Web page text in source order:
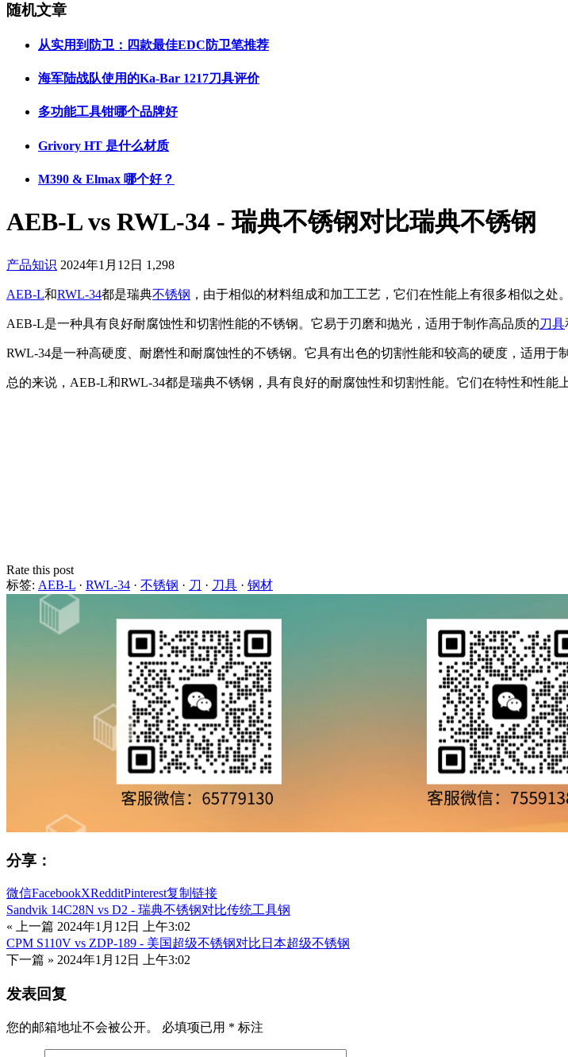
随机文章
从实用到防卫：四款最佳EDC防卫笔推荐
海军陆战队使用的Ka-Bar 1217刀具评价
多功能工具钳哪个品牌好
Grivory HT 是什么材质
M390 & Elmax 哪个好？
AEB-L vs RWL-34 - 瑞典不锈钢对比瑞典不锈钢
产品知识 2024年1月12日 1,298
AEB-L和RWL-34都是瑞典不锈钢 ，由于相似的材料组成和加工工艺，它们在性能上有很多相似之处。
AEB-L是一种具有良好耐腐蚀性和切割性能的不锈钢。它易于刃磨和抛光，适用于制作高品质的刀具
RWL-34是一种高硬度、耐磨性和耐腐蚀性的不锈钢。它具有出色的切割性能和较高的硬度，适用于
总的来说，AEB-L和RWL-34都是瑞典不锈钢，具有良好的耐腐蚀性和切割性能。它们在特性和性能
Rate this post
标签: AEB-L · RWL-34 · 不锈钢 · 刀 · 刀具 · 钢材
分享：
微信FacebookXRedditPinterest复制链接
Sandvik 14C28N vs D2 - 瑞典不锈钢对比传统工具钢
« 上一篇 2024年1月12日 上午3:02
CPM S110V vs ZDP-189 - 美国超级不锈钢对比日本超级不锈钢
下一篇 » 2024年1月12日 上午3:02
发表回复
您的邮箱地址不会被公开。 必填项已用 * 标注